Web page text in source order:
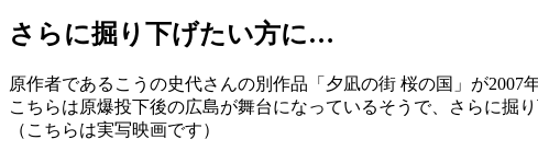
さらに掘り下げたい方に…
原作者であるこうの史代さんの別作品「夕凪の街 桜の国」が2007
こちらは原爆投下後の広島が舞台になっているそうで、さらに掘
（こちらは実写映画です）